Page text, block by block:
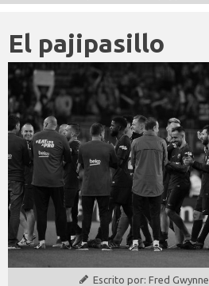
El pajipasillo
Escrito por: Fred Gwynne